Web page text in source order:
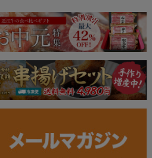
ジト
ップ
へ